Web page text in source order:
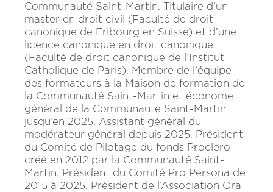
Communauté Saint-Martin. Titulaire d’un
master en droit civil (Faculté de droit
canonique de Fribourg en Suisse) et d’une
licence canonique en droit canonique
(Faculté de droit canonique de l’Institut
Catholique de Paris). Membre de l’équipe
des formateurs à la Maison de formation de
la Communauté Saint-Martin et économe
général de la Communauté Saint-Martin
jusqu’en 2025. Assistant général du
modérateur général depuis 2025. Président
du Comité de Pilotage du fonds Proclero
créé en 2012 par la Communauté Saint-
Martin. Président du Comité Pro Persona de
2015 à 2025. Président de l’Association Ora